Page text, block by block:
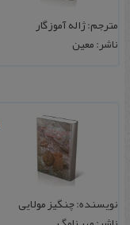
مترجم: ژاله آموزگار
ناشر: معین
نویسنده: چنگیز مولایی